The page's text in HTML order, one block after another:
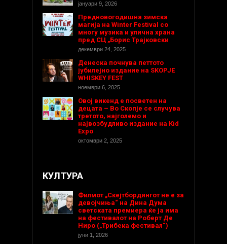
јануари 9, 2026
Предновогодишнa зимска
магија на Winter Festival со
многу музика и улична храна
пред СЦ „Борис Трајковски
декември 24, 2025
Денеска почнува петтото
јубилејно издание на SKOPJE
WHISKEY FEST
ноември 6, 2025
Овој викенд е посветен на
децата – Во Скопје се случува
третото, најголемо и
највозбудливо издание на Kid
Expo
октомври 2, 2025
КУЛТУРА
Филмот „Скејтбордингот не е за
девојчиња“ на Дина Дума
светската премиера ќе ја има
на фестивалот на Роберт Де
Ниро („Трибека фестивал“)
јуни 1, 2026